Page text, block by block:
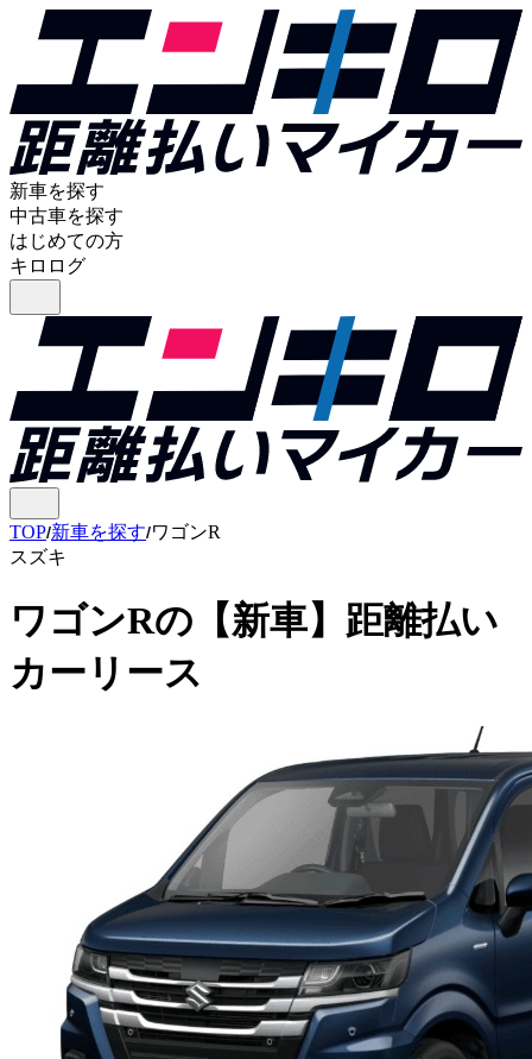
新車を探す
中古車を探す
はじめての方
キロログ
TOP 新車を探す ワゴンR
スズキ
ワゴンRの 【新車】距離払い
カーリース